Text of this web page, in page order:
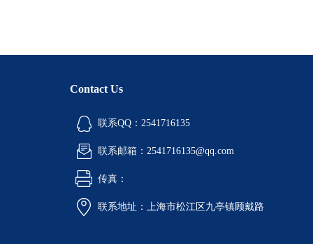
Contact Us
联系QQ：2541716135
联系邮箱：2541716135@qq.com
传真：
联系地址：上海市松江区九亭镇顾戴路